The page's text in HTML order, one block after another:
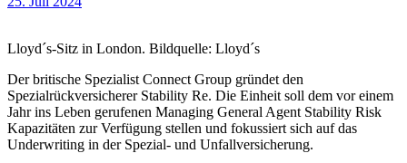
Lloyd´s-Sitz in London. Bildquelle: Lloyd´s
Der britische Spezialist Connect Group gründet den
Spezialrückversicherer Stability Re. Die Einheit soll dem vor einem
Jahr ins Leben gerufenen Managing General Agent Stability Risk
Kapazitäten zur Verfügung stellen und fokussiert sich auf das
Underwriting in der Spezial- und Unfallversicherung.